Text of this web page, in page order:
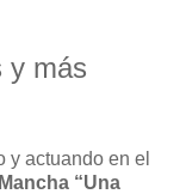
y más
y actuando en el
Mancha “Una